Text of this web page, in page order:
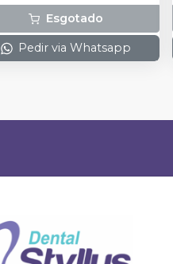
Esgotado
Pedir via Whatsapp